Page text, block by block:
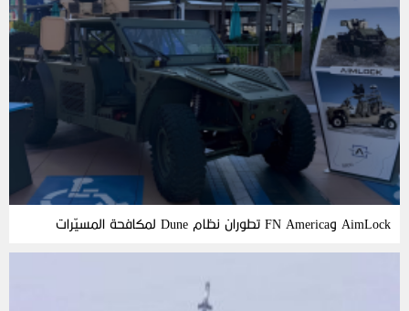
AimLock وFN America تطوران نظام Dune لمكافحة المسيّرات